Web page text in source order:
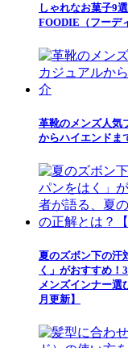
しゃれなお菓子9
FOODIE（フーデ
革靴のメンズ人気
からハイエンドま
夏のズボン下の汗
く」がおすすめ！
メンズインナー選
月更新】